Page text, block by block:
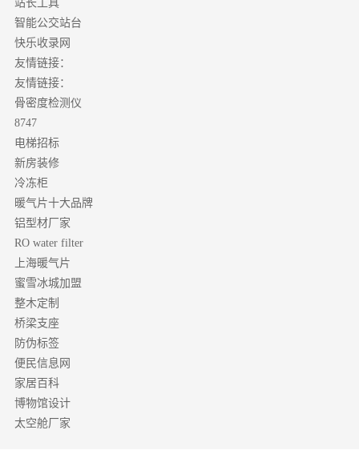
站长工具
智能公交站台
快乐收录网
友情链接：
友情链接：
骨密度检测仪
8747
电梯招标
新房装修
冷冻柜
暖气片十大品牌
铝型材厂家
RO water filter
上海暖气片
蜜雪冰城加盟
整木定制
桥梁支座
防伪标签
便民信息网
家居百科
博物馆设计
太空舱厂家